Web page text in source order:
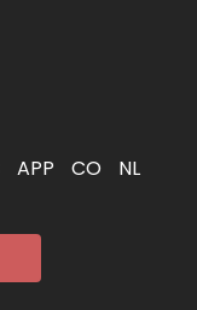
APP CO NL